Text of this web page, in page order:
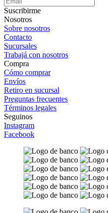
Suscribirme
Nosotros
Sobre nosotros
Contacto
Sucursales
Trabajá con nosotros
Compra
Cómo comprar
Envíos
Retiro en sucursal
Preguntas frecuentes
Términos legales
Seguinos
Instagram
Facebook